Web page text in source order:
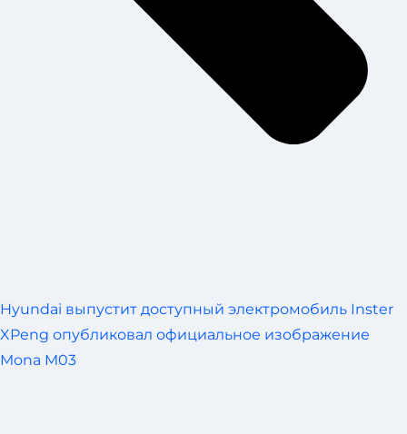
Hyundai выпустит доступный электромобиль Inster
XPeng опубликовал официальное изображение
Mona M03